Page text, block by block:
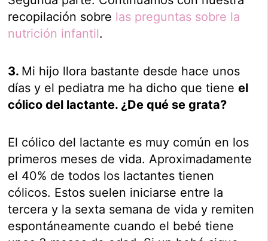
recopilación sobre las preguntas sobre la
nutrición infantil.
3. Mi hijo llora bastante desde hace unos
días y el pediatra me ha dicho que tieneel
cólico del lactante. ¿De qué se grata?
El cólico del lactante es muy común en los
primeros meses de vida. Aproximadamente
el 40% de todos los lactantes tienen
cólicos. Estos suelen iniciarse entre la
tercera y la sexta semana de vida y remiten
espontáneamente cuando el bebé tiene